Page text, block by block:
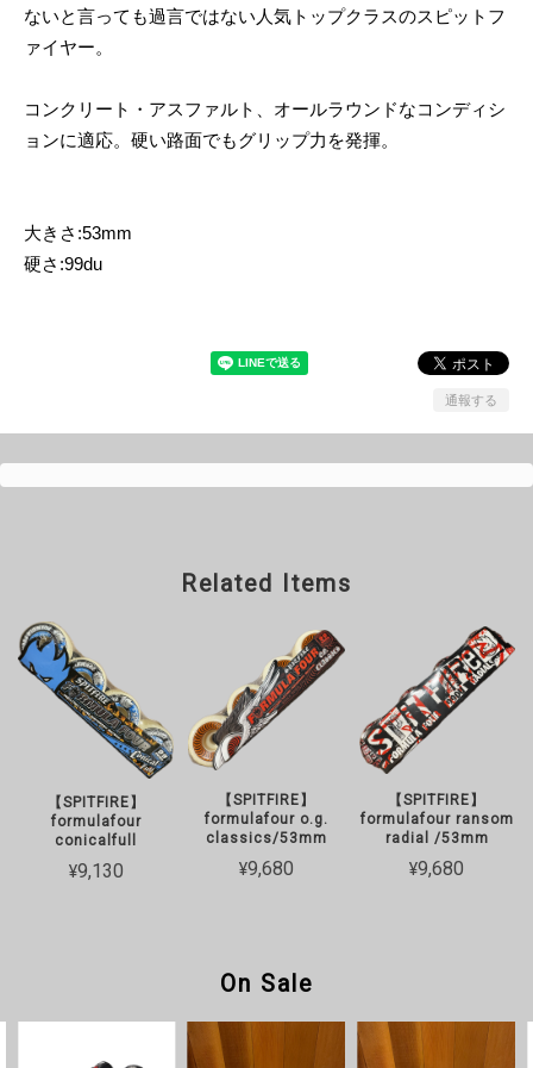
ないと言っても過言ではない人気トップクラスのスピットフ
ァイヤー。
コンクリート・アスファルト、オールラウンドなコンディシ
ョンに適応。硬い路面でもグリップ力を発揮。
大きさ:53mm
硬さ:99du
通報する
Related Items
【SPITFIRE】
formulafour
conicalfull
¥9,130
【SPITFIRE】
formulafour o.g.
classics/53mm
¥9,680
【SPITFIRE】
formulafour ransom
radial /53mm
¥9,680
On Sale